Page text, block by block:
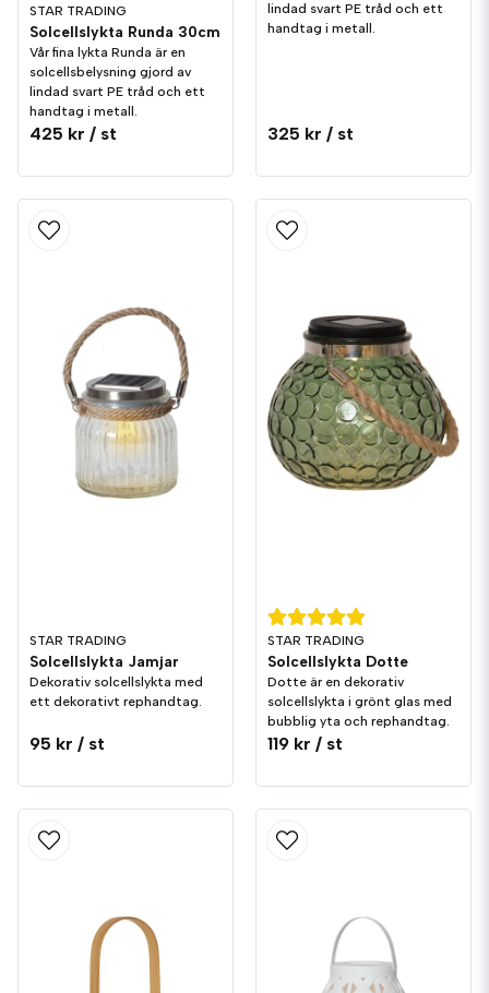
STAR TRADING
Solcellslykta Runda 30cm
Vår fina lykta Runda är en
solcellsbelysning gjord av
lindad svart PE tråd och ett
handtag i metall.
425 kr / st
lindad svart PE tråd och ett
handtag i metall.
325 kr / st
STAR TRADING
Solcellslykta Jamjar
Dekorativ solcellslykta med
ett dekorativt rephandtag.
95 kr / st
STAR TRADING
Solcellslykta Dotte
Dotte är en dekorativ
solcellslykta i grönt glas med
bubblig yta och rephandtag.
119 kr / st